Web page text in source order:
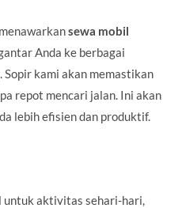
sewa mobil
Anda ke berbagai
kami akan memastikan
repot mencari jalan. Ini akan
lebih efisien dan produktif.
untuk aktivitas sehari-hari,